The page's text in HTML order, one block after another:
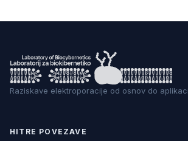
Raziskave elektroporacije od osnov do
HITRE POVEZAVE